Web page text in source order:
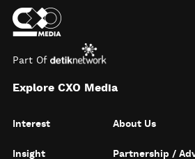
Part Of
Explore CXO Media
Interest
Insight
About Us
Partnership /